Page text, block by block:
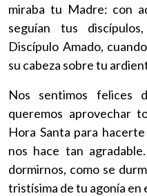
miraba tu Madre: con
seguían tus
Discípulo Amado,
su cabeza sobre tu
Nos sentimos felices
queremos aprovechar
Hora Santa para
nos hace tan
dormirnos, como se
tristísima de tu agonía en